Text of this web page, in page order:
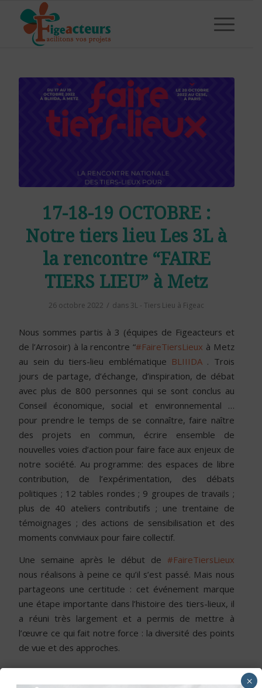
17-18-19 OCTOBRE :
Notre tiers lieu Les 3L à
la rencontre “FAIRE
TIERS LIEU” à Metz
26 octobre 2022 / dans 3L - Tiers Lieu à Figeac
Nous sommes partis à 3 (équipes de Figeacteurs et
de l’Arrosoir) à la rencontre “#FaireTiersLieux à Metz
au sein du tiers-lieu emblématique BLIIIDA. Trois
jours de partage, d’échange, d’inspiration, de débat
avec plus de 800 personnes qui se sont conclus au
Conseil économique, social et environnemental …
pour prendre le temps de se connaître, faire naître
des projets en commun, écrire ensemble de
nouvelles voies d’action pour faire face aux enjeux de
notre société. Au programme: des espaces de libre
contribution, de l’expérimentation, des débats
politiques ; 12 tables rondes ; 9 groupes de travails ;
plus de 40 ateliers contributifs ; une trentaine de
témoignages ; des actions de sensibilisation et des
moments conviviaux pour faire collectif.
Une semaine après le début de #FaireTiersLieux
nous réalisons à peine ce qu’il s’est passé. Mais nous
partageons une certitude : cet événement marque
une étape importante dans l’histoire des tiers-lieux, il
a réuni très largement et a permis de mettre à
l’œuvre ce qui fait notre force : la diversité des points
de vue et des approches.
×